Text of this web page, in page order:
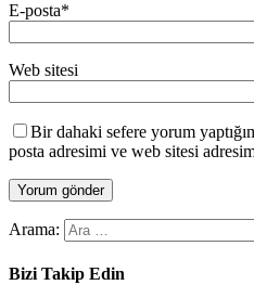
E-posta*
Web sitesi
Bir dahaki sefere yorum
posta adresimi ve web sitesi
Arama:
Bizi Takip Edin